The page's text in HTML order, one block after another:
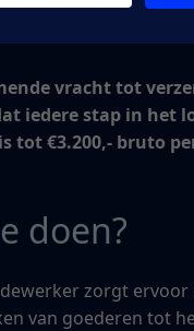
vracht tot
iedere stap in het
tot €3.200,- bruto
doen?
zorgt
van goederen tot